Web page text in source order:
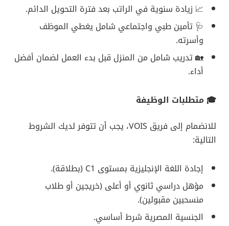
📈 زيادة سنوية في الراتب بعد فترة التحويل الدائم.
🩺 تأمين طبي واجتماعي شامل يغطي الموظف
وأسرته.
🏡 تدريب شامل من المنزل قبل بدء العمل لضمان أفضل
أداء.
🎓 متطلبات الوظيفة
للانضمام إلى فريق VOIS، يجب أن تتوفر لديك الشروط
التالية:
إجادة اللغة الإنجليزية بمستوى C1 (بطلاقة).
مؤهل دراسي ثانوي أو أعلى (خريجين أو طلاب
منسحبين مقبولين).
الجنسية المصرية شرط أساسي.